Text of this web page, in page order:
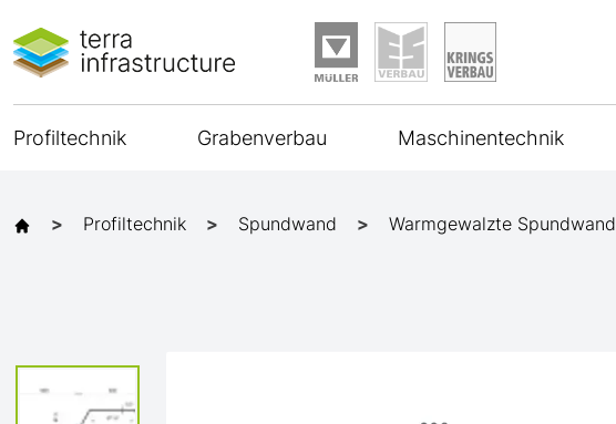
Profiltechnik Grabenverbau Maschinentechnik
Profiltechnik Spundwand Warmgewalzte Spundwand